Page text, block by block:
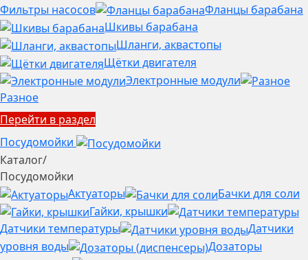
Фильтры насосов
Фланцы барабана
Шкивы барабана
Шланги, аквастопы
Щётки двигателя
Электронные модули
Разное
Перейти в раздел
Посудомойки
Каталог/
Посудомойки
Актуаторы
Бачки для соли
Гайки, крышки
Датчики температуры
Датчики
уровня воды
Дозаторы